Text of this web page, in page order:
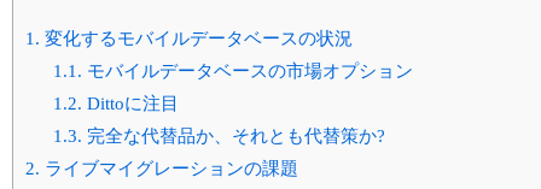
1. 変化するモバイルデータベースの状況
1.1. モバイルデータベースの市場オプション
1.2. Dittoに注目
1.3. 完全な代替品か、それとも代替策か?
2. ライブマイグレーションの課題